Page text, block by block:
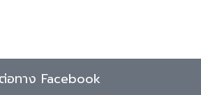
อทาง Facebook